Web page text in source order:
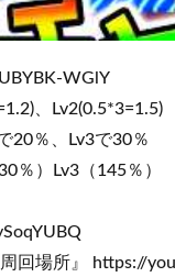
WGlY
、Lv2(0.5*3=1.5)
20％、Lv3で30％
％）Lv3（145％）
回場所』 https://